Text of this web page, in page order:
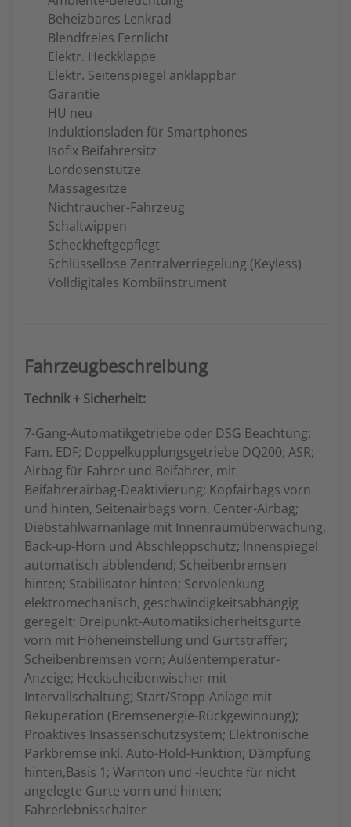
Beheizbares Lenkrad
Blendfreies Fernlicht
Elektr. Heckklappe
Elektr. Seitenspiegel anklappbar
Garantie
HU neu
Induktionsladen für Smartphones
Isofix Beifahrersitz
Lordosenstütze
Massagesitze
Nichtraucher-Fahrzeug
Schaltwippen
Scheckheftgepflegt
Schlüssellose Zentralverriegelung (Keyless)
Volldigitales Kombiinstrument
Fahrzeugbeschreibung
Technik + Sicherheit:
7-Gang-Automatikgetriebe oder DSG Beachtung:
Fam. EDF; Doppelkupplungsgetriebe DQ200; ASR;
Airbag für Fahrer und Beifahrer, mit
Beifahrerairbag-Deaktivierung; Kopfairbags vorn
und hinten, Seitenairbags vorn, Center-Airbag;
Diebstahlwarnanlage mit Innenraumüberwachung,
Back-up-Horn und Abschleppschutz; Innenspiegel
automatisch abblendend; Scheibenbremsen
hinten; Stabilisator hinten; Servolenkung
elektromechanisch, geschwindigkeitsabhängig
geregelt; Dreipunkt-Automatiksicherheitsgurte
vorn mit Höheneinstellung und Gurtstraffer;
Scheibenbremsen vorn; Außentemperatur-
Anzeige; Heckscheibenwischer mit
Intervallschaltung; Start/Stopp-Anlage mit
Rekuperation (Bremsenergie-Rückgewinnung);
Proaktives Insassenschutzsystem; Elektronische
Parkbremse inkl. Auto-Hold-Funktion; Dämpfung
hinten,Basis 1; Warnton und -leuchte für nicht
angelegte Gurte vorn und hinten;
Fahrerlebnisschalter